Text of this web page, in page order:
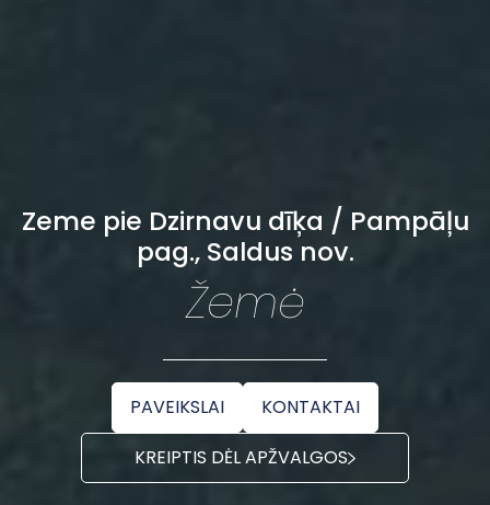
Zeme pie Dzirnavu dīķa / Pampāļu
pag., Saldus nov.
Žemė
PAVEIKSLAI
KONTAKTAI
KREIPTIS DĖL APŽVALGOS